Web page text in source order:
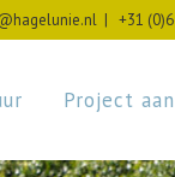
| +31
Project